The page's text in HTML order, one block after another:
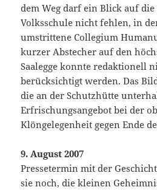
dem Weg darf ein Blick auf
Volksschule nicht fehlen, in
umstrittene Collegium
kurzer Abstecher auf den
Saalegge konnte redaktionell
berücksichtigt werden. Das
die an der Schutzhütte
Erfrischungsangebot bei der
Klöngelegenheit gegen Ende
9. August 2007
Pressetermin mit der
sie noch, die kleinen